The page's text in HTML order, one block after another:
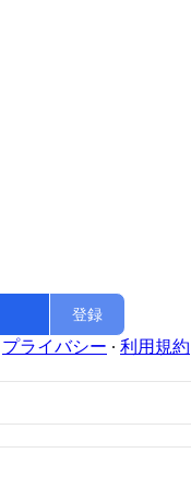
登録
プライバシー ∙ 利用規約